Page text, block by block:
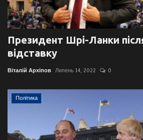
Президент Шрі-Ланки
відставку
Віталій Архіпов Липень 14, 2022 0
Політика